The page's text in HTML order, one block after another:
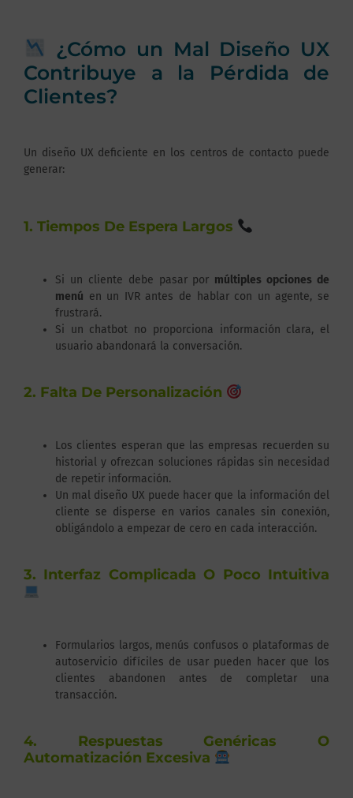
¿Cómo un Mal Diseño UX
Contribuye a la Pérdida de
Clientes?
Un diseño UX deficiente en los centros de contacto puede
generar:
1. Tiempos De Espera Largos
Si un cliente debe pasar por múltiples opciones de
menú en un IVR antes de hablar con un agente, se
frustrará.
Si un chatbot no proporciona información clara, el
usuario abandonará la conversación.
2. Falta De Personalización
Los clientes esperan que las empresas recuerden su
historial y ofrezcan soluciones rápidas sin necesidad
de repetir información.
Un mal diseño UX puede hacer que la información del
cliente se disperse en varios canales sin conexión,
obligándolo a empezar de cero en cada interacción.
3. Interfaz Complicada O Poco Intuitiva
Formularios largos, menús confusos o plataformas de
autoservicio difíciles de usar pueden hacer que los
clientes abandonen antes de completar una
transacción.
4. Respuestas Genéricas O
Automatización Excesiva